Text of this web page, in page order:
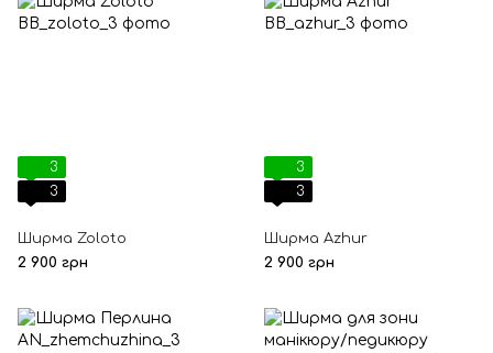
3
3
Ширма Zoloto
2 900 грн
3
3
Ширма Azhur
2 900 грн